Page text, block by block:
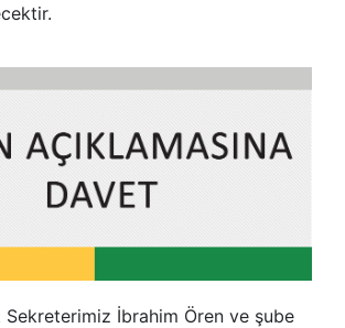
Sekreterimiz İbrahim Ören ve şube